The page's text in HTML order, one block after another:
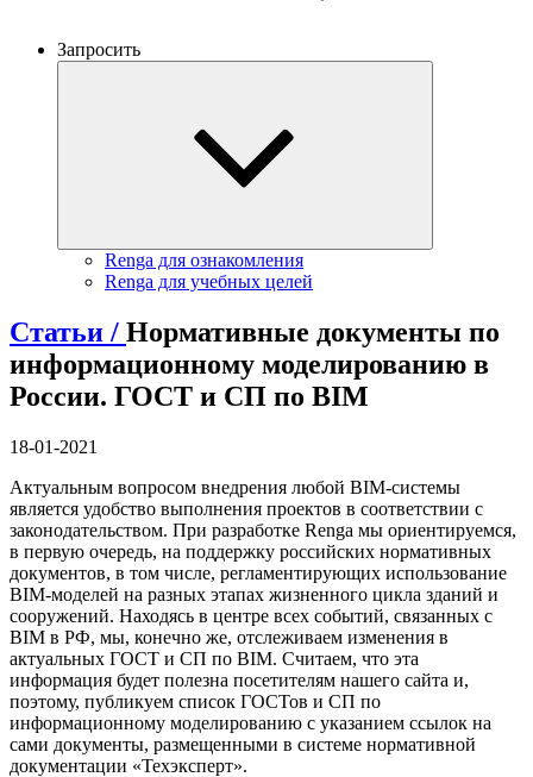
Запросить
Renga для ознакомления
Renga для учебных целей
Статьи / Нормативные документы по
информационному моделированию в
России. ГОСТ и СП по BIM
18-01-2021
Актуальным вопросом внедрения любой BIM-системы
является удобство выполнения проектов в соответствии с
законодательством. При разработке Renga мы ориентируемся,
в первую очередь, на поддержку российских нормативных
документов, в том числе, регламентирующих использование
BIM-моделей на разных этапах жизненного цикла зданий и
сооружений. Находясь в центре всех событий, связанных с
BIM в РФ, мы, конечно же, отслеживаем изменения в
актуальных ГОСТ и СП по BIM. Считаем, что эта
информация будет полезна посетителям нашего сайта и,
поэтому, публикуем список ГОСТов и СП по
информационному моделированию с указанием ссылок на
сами документы, размещенными в системе нормативной
документации «Техэксперт».